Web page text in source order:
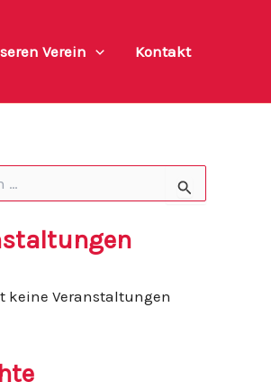
Verein Kontakt
keine Veranstaltungen